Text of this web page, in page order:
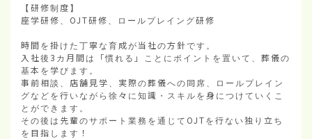
【研修制度】
座学研修、OJT研修、ロールプレイング研修
時間を掛けた丁寧な育成が当社の方針です。
入社後3カ月間は「慣れる」ことにポイントを置いて、葬儀の
基本を学びます。
事前相談、店舗見学、実際の葬儀への同席、ロールプレイン
グなどを行いながら徐々に知識・スキルを身につけていくこ
とができます。
その後は先輩のサポート業務を通じてOJTを行ない独り立ち
を目指します！